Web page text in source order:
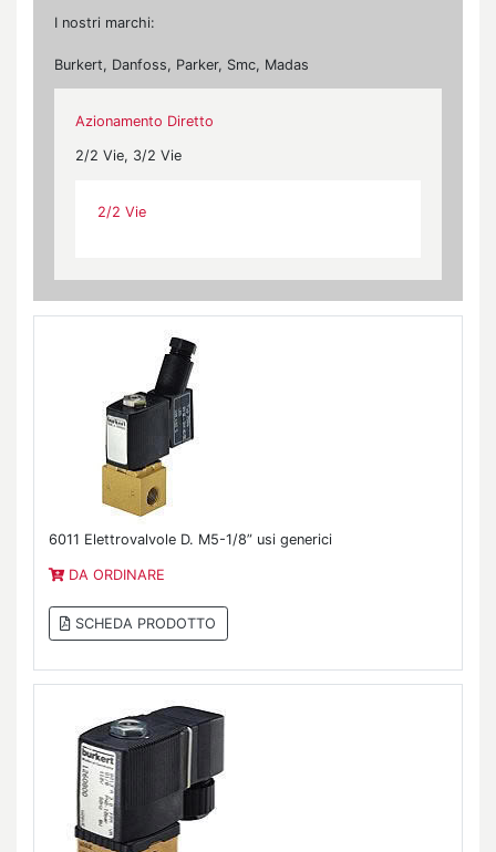
I nostri marchi:
Burkert, Danfoss, Parker, Smc, Madas
Azionamento Diretto
2/2 Vie, 3/2 Vie
2/2 Vie
6011 Elettrovalvole D. M5-1/8” usi generici
DA ORDINARE
SCHEDA PRODOTTO